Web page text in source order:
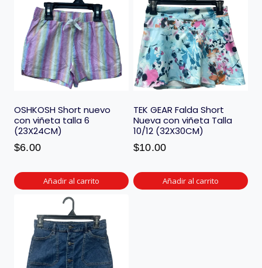
OSHKOSH Short nuevo
con viñeta talla 6
(23X24CM)
$6.00
Añadir al carrito
TEK GEAR Falda Short
Nueva con viñeta Talla
10/12 (32X30CM)
$10.00
Añadir al carrito